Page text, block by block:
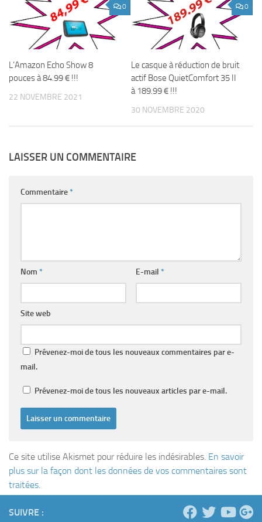
0
L’Amazon Echo Show 8
pouces à 84.99 € !!!
22 NOVEMBRE 2021
0
Le casque à réduction de bruit
actif Bose QuietComfort 35 II
à 189.99 € !!!
30 NOVEMBRE 2020
LAISSER UN COMMENTAIRE
Commentaire*
Nom * E-mail *
Site web
Prévenez-moi de tous les nouveaux commentaires par e-
mail.
Prévenez-moi de tous les nouveaux articles par e-mail.
Ce site utilise Akismet pour réduire les indésirables. En savoir
plus sur la façon dont les données de vos commentaires sont
traitées.
SUIVRE :